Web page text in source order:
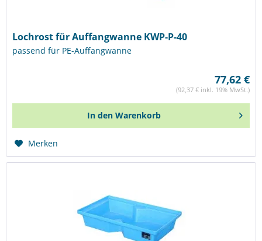
Lochrost für Auffangwanne KWP-P-40
passend für PE-Auffangwanne
77,62 €
(92,37 € inkl. 19% MwSt.)
In den Warenkorb
Merken